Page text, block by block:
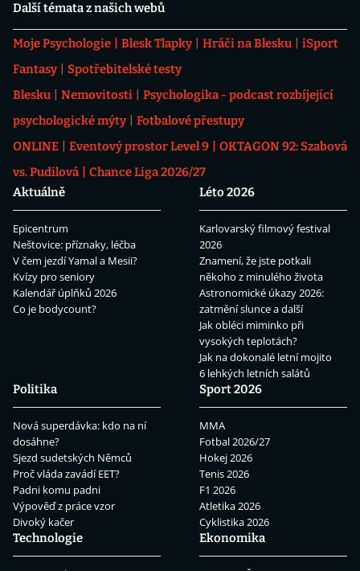
Další témata z našich webů
Moje Psychologie Blesk Tlapky Hráči na Blesku
iSport
Fantasy
Spotřebitelské testy
Blesku
Nemovitosti
Psychologika - podcast rozbíjející
psychologické mýty
Fotbalové přestupy
ONLINE
Eventový prostor Level 9
OKTAGON 92: Szabová
vs. Pudilová
Chance Liga 2026/27
Aktuálně
Epicentrum
Neštovice: příznaky, léčba
V čem jezdí Yamal a Mesii?
Kvízy pro seniory
Kalendář úplňků 2026
Co je bodycount?
Léto 2026
Karlovarský filmový festival
2026
Znamení, že jste potkali
někoho z minulého života
Astronomické úkazy 2026:
zatmění slunce a další
Jak obléci miminko při
vysokých teplotách?
Jak na dokonalé letní mojito
6 lehkých letních salátů
Politika
Nová superdávka: kdo na ní
dosáhne?
Sjezd sudetských Němců
Proč vláda zavádí EET?
Padni komu padni
Výpověď z práce vzor
Divoký kačer
Sport 2026
MMA
Fotbal 2026/27
Hokej 2026
Tenis 2026
F1 2026
Atletika 2026
Cyklistika 2026
Technologie
Ekonomika